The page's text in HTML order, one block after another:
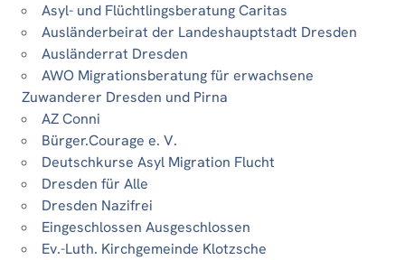
Asyl- und Flüchtlingsberatung Caritas
Ausländerbeirat der Landeshauptstadt Dresden
Ausländerrat Dresden
AWO Migrationsberatung für erwachsene
Zuwanderer Dresden und Pirna
AZ Conni
Bürger.Courage e. V.
Deutschkurse Asyl Migration Flucht
Dresden für Alle
Dresden Nazifrei
Eingeschlossen Ausgeschlossen
Ev.-Luth. Kirchgemeinde Klotzsche